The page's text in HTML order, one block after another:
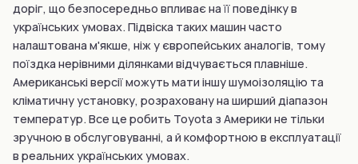
доріг, що безпосередньо впливає на її поведінку в
українських умовах. Підвіска таких машин часто
налаштована м'якше, ніж у європейських аналогів, тому
поїздка нерівними ділянками відчувається плавніше.
Американські версії можуть мати іншу шумоізоляцію та
кліматичну установку, розраховану на ширший діапазон
температур. Все це робить Toyota з Америки не тільки
зручною в обслуговуванні, а й комфортною в експлуатації
в реальних українських умовах.